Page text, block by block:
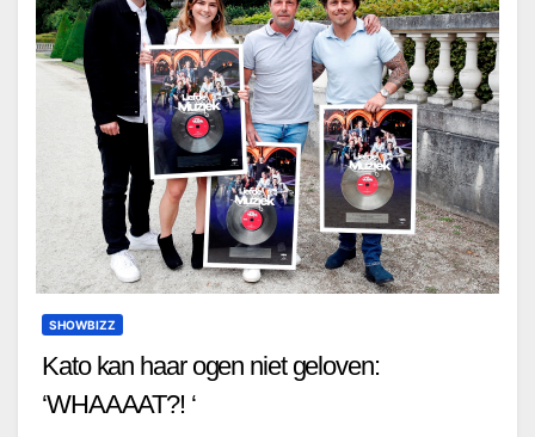
SHOWBIZZ
Kato kan haar ogen niet geloven:
‘WHAAAAT?! ‘